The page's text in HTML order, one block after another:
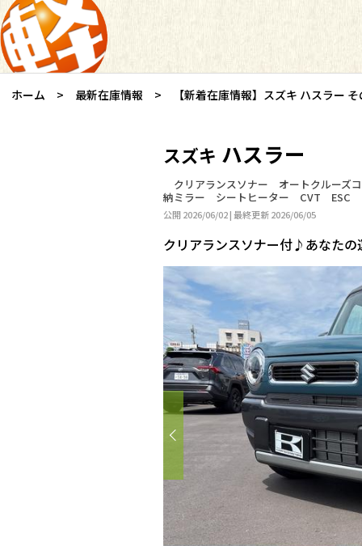
ホーム 最新在庫情報 【新着在庫情報】スズキ ハスラー
スズキ ハスラー
クリアランスソナー オートクルーズ
納ミラー シートヒーター CVT ESC
公開 2026/06/02 | 最終更新 2026/06/05
クリアランスソナー付♪あなたの